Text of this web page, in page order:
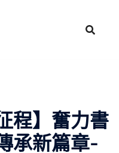
程】奮力書
承新篇章-